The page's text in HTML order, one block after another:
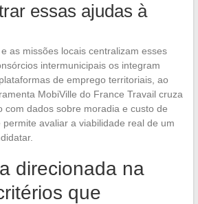
essas ajudas à
as missões locais centralizam esses
intermunicipais os integram
de emprego territoriais, ao
MobiVille do France Travail cruza
com dados sobre moradia e custo de
avaliar a viabilidade real de um
direcionada na
que